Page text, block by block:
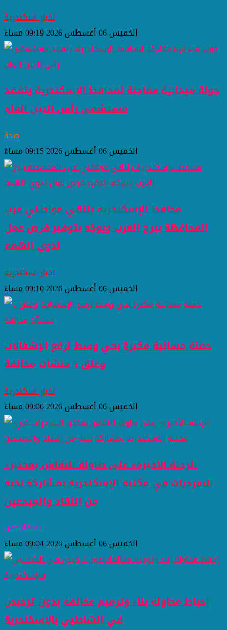
اخبار اسكندرية
الخميس 06 أغسطس 2026 09:19 مساءً
جولة ميدانية مفاجئة لمحافظ الإسكندرية يتفقد
مستشفى رأس التين العام
صحة
الخميس 06 أغسطس 2026 09:15 مساءً
محافظ الإسكندرية يلتقي مواطني غرب
المحافظة ببرج العرب ويوجّه بتوفير فرص عمل
لذوي الهمم
اخبار اسكندرية
الخميس 06 أغسطس 2026 09:10 مساءً
حملة مسائية مكبرة بحي وسط لرفع الإشغالات
وغلق 5 منشآت مخالفة
اخبار اسكندرية
الخميس 06 أغسطس 2026 09:06 مساءً
«الرحلة الأخيرة» على طاولة النقاش بمختبر
السرديات في مكتبة الإسكندرية بمشاركة نخبة
من النقاد والمبدعين
ثقافة وفن
الخميس 06 أغسطس 2026 09:04 مساءً
إحباط محاولة بناء وترميم مخالفة بدون ترخيص
في الشاطبي بالإسكندرية